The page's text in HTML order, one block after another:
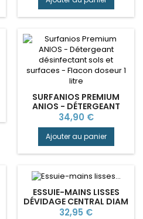
SURFANIOS PREMIUM
ANIOS - DÉTERGEANT
DÉSINFECTANT SOLS ET
SURFACES
Prix
34,90 €
Ajouter au panier
ESSUIE-MAINS LISSES
DÉVIDAGE CENTRAL DIAM
19 CM - PACK 6
Prix
32,95 €